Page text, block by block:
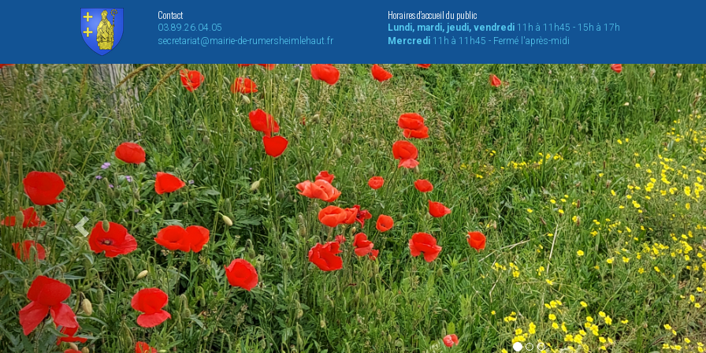
Contact
03.89.26.04.05
secretariat@mairie-de-rumersheimlehaut.fr
Horaires d'accueil du public
Lundi, mardi, jeudi, vendredi 11h à 11h45 - 15h à 17h
Mercredi 11h à 11h45 - Fermé l'après-midi
Previous